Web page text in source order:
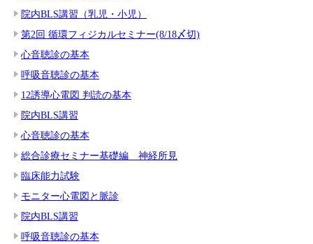
院内BLS講習（乳児・小児）
第2回 循環フィジカルセミナー(8/18〆切)
心音聴診の基本
呼吸音聴診の基本
12誘導心電図 判読の基本
院内BLS講習
心音聴診の基本
総合診療セミナー基礎編 神経所見
臨床能力試験
モニター心電図と脈診
院内BLS講習
呼吸音聴診の基本